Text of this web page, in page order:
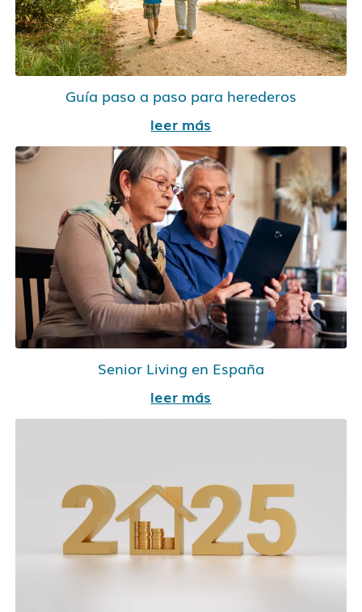
Guía paso a paso para herederos
leer más
Senior Living en España
leer más